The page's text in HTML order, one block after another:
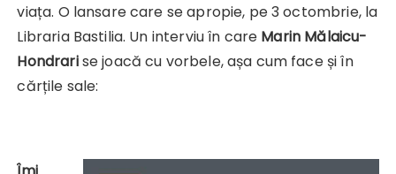
viața. O lansare care se apropie, pe 3 octombrie, la
Libraria Bastilia. Un interviu în care Marin Mălaicu-
Hondrarise joacă cu vorbele, așa cum face și în
cărțile sale: